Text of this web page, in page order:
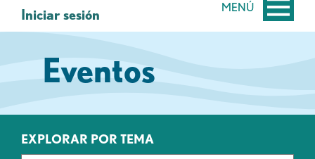
MENÚ
Iniciar sesión
Eventos
EXPLORAR POR TEMA